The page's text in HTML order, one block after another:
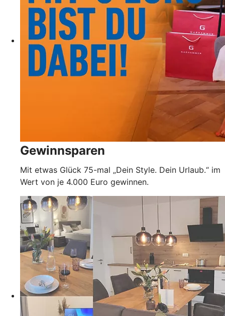
Gewinnsparen
Mit etwas Glück 75-mal „Dein Style. Dein Urlaub.“ im
Wert von je 4.000 Euro gewinnen.